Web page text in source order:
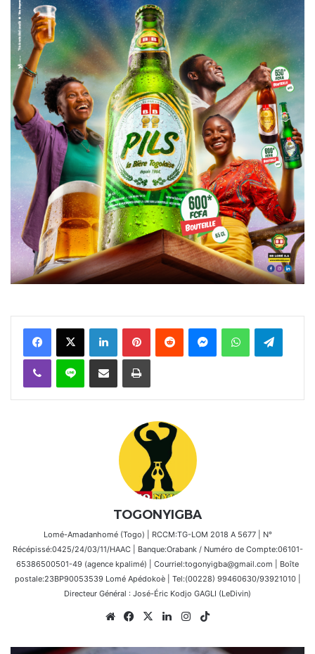
FacebookX Linkedin PinterestReddit MessengerWhatsAppTelegram
Viber Ligne Partager par email Imprimer
TOGONYIGBA
Lomé-Amadanhomé (Togo) | RCCM:TG-LOM 2018 A 5677 | N°
Récépissé:0425/24/03/11/HAAC | Banque:Orabank / Numéro de Compte:06101-
65386500501-49 (agence kpalimé) | Courriel:togonyigba@gmail.com | Boîte
postale:23BP90053539 Lomé Apédokoè | Tel:(00228) 99460630/93921010 |
Directeur Général : José-Éric Kodjo GAGLI (LeDivin)
WebsiteFacebook
X LinkedinInstagram